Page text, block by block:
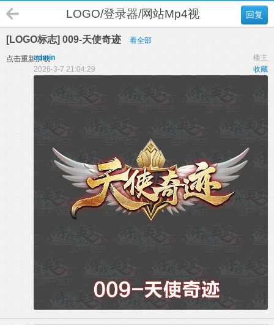
回复
LOGO/登录器/网站Mp4视频设计
[LOGO标志] 009-天使奇迹 看全部
点击重新加载 楼主
admin
收藏
2026-3-7 21:04:29